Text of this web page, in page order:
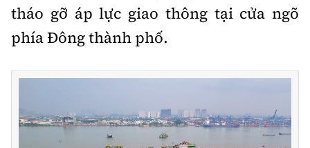
tháo gỡ áp lực giao thông tại cửa ngõ
phía Đông thành phố.